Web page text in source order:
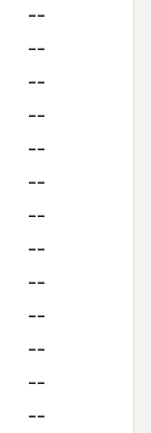
--
--
--
--
--
--
--
--
--
--
--
--
--